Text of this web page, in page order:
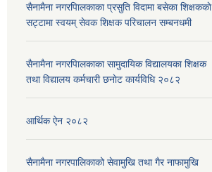
सैनामैना नगरपािलकाका प्रसुति विदामा बसेका शिक्षककाे
सट्टामा स्वयम् सेवक शिक्षक परिचालन सम्बनधमी
सैनामैना नगरपािलकाका सामुदायिक विद्यालयका शिक्षक
तथा विद्यालय कर्मचारी छनाेट कार्यविधि २०८२
आर्थिक ऐन २०८२
सैनामैना नगरपालिकाको सेवामुखि तथा गैर नाफामुखि